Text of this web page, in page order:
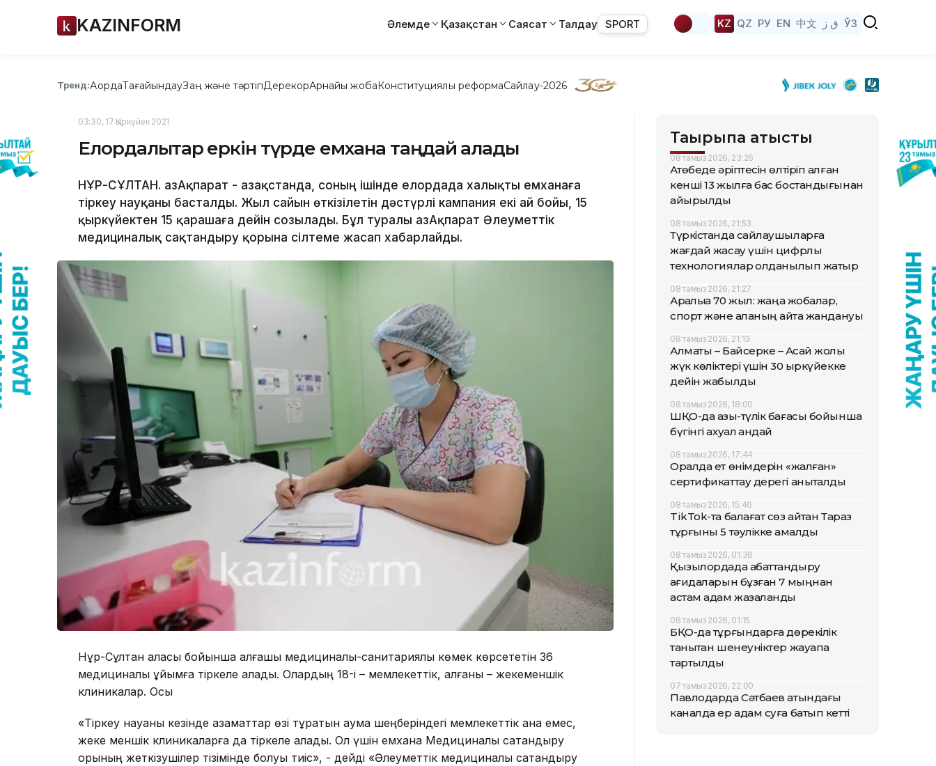
KAZINFORM Әлемде Қазақстан Саясат Талдау SPORT KZ QZ РУ EN 中文 ق ز ЎЗ
Тренд:АқордаТағайындауЗаң және тәртіпДерекқорАрнайы жобаКонституциялық реформаСайлау-2026
03:30, 17 Қыркүйек 2021
Елордалықтар еркін түрде емхана таңдай алады
НҰР-СҰЛТАН. ҚазАқпарат - Қазақстанда, соның ішінде елордада халықты емханаға
тіркеу науқаны басталды. Жыл сайын өткізілетін дәстүрлі кампания екі ай бойы, 15
қыркүйектен 15 қарашаға дейін созылады. Бұл туралы ҚазАқпарат Әлеуметтік
медициналық сақтандыру қорына сілтеме жасап хабарлайды.
Нұр-Сұлтан қаласы бойынша алғашқы медициналық-санитариялық көмек көрсететін 36
медициналық ұйымға тіркеле алады. Олардың 18-і – мемлекеттік, қалғаны – жекеменшік
клиникалар. Осы
«Тіркеу науқаны кезінде азаматтар өзі тұратын аумақ шеңберіндегі мемлекеттік қана емес,
жеке меншік клиникаларға да тіркеле алады. Ол үшін емхана Медициналық сақтандыру
қорының жеткізушілер тізімінде болуы тиіс», - дейді «Әлеуметтік медициналық сақтандыру
Тақырыпқа қатысты
08 тамыз 2026, 23:26
Ақтөбеде әріптесін өлтіріп алған
кенші 13 жылға бас бостандығынан
айырылды
08 тамыз 2026, 21:53
Түркістанда сайлаушыларға
жағдай жасау үшін цифрлық
технологиялар қолданылып жатыр
08 тамыз 2026, 21:27
Арқалыққа 70 жыл: жаңа жобалар,
спорт және қаланың қайта жандануы
08 тамыз 2026, 21:13
Алматы – Байсерке – Ақсай жолы
жүк көліктері үшін 30 қыркүйекке
дейін жабылды
08 тамыз 2026, 18:00
ШҚО-да азық-түлік бағасы бойынша
бүгінгі ахуал қандай
08 тамыз 2026, 17:44
Оралда ет өнімдерін «жалған»
сертификаттау дерегі анықталды
08 тамыз 2026, 15:46
TikTok-та балағат сөз айтқан Тараз
тұрғыны 5 тәулікке қамалды
08 тамыз 2026, 01:36
Қызылордада абаттандыру
қағидаларын бұзған 7 мыңнан
астам адам жазаланды
08 тамыз 2026, 01:15
БҚО-да тұрғындарға дөрекілік
танытқан шенеуніктер жауапқа
тартылды
07 тамыз 2026, 22:00
Павлодарда Сәтбаев атындағы
каналда ер адам суға батып кетті